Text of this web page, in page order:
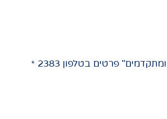
פרטים בטלפון 2383 *